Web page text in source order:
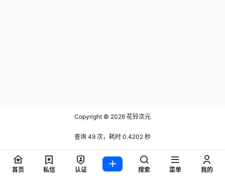
Copyright © 2026 花铃次元
查询 49 次，耗时 0.4202 秒
首页 私信 认证 搜索 菜单 我的